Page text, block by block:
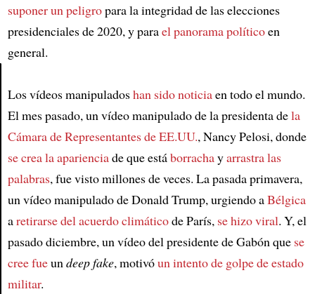
suponer un peligropara la integridad de las elecciones
presidenciales de 2020, y parael panorama políticoen
general.
Los vídeos manipuladoshan sido noticiaen todo el mundo.
El mes pasado, un vídeo manipulado de la presidenta dela
Cámara de Representantes de EE.UU., Nancy Pelosi, donde
se crea la aparienciade que estáborrachayarrastra las
palabras, fue visto millones de veces. La pasada primavera,
un vídeo manipulado de Donald Trump, urgiendo aBélgica
aretirarse del acuerdo climáticode París, se hizo viral. Y, el
pasado diciembre, un vídeo del presidente de Gabón que se
cree fueun deep fake, motivóun intento de golpe de estado
militar.